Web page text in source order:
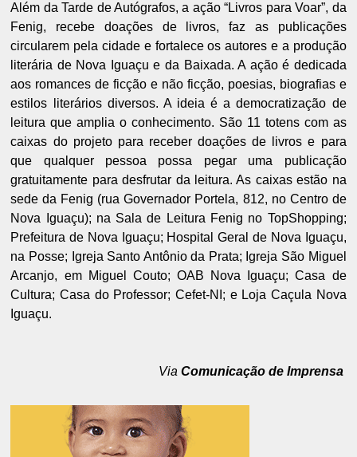
Além da Tarde de Autógrafos, a ação “Livros para Voar”, da
Fenig, recebe doações de livros, faz as publicações
circularem pela cidade e fortalece os autores e a produção
literária de Nova Iguaçu e da Baixada. A ação é dedicada
aos romances de ficção e não ficção, poesias, biografias e
estilos literários diversos. A ideia é a democratização de
leitura que amplia o conhecimento. São 11 totens com as
caixas do projeto para receber doações de livros e para
que qualquer pessoa possa pegar uma publicação
gratuitamente para desfrutar da leitura. As caixas estão na
sede da Fenig (rua Governador Portela, 812, no Centro de
Nova Iguaçu); na Sala de Leitura Fenig no TopShopping;
Prefeitura de Nova Iguaçu; Hospital Geral de Nova Iguaçu,
na Posse; Igreja Santo Antônio da Prata; Igreja São Miguel
Arcanjo, em Miguel Couto; OAB Nova Iguaçu; Casa de
Cultura; Casa do Professor; Cefet-NI; e Loja Caçula Nova
Iguaçu.
Via Comunicação de Imprensa